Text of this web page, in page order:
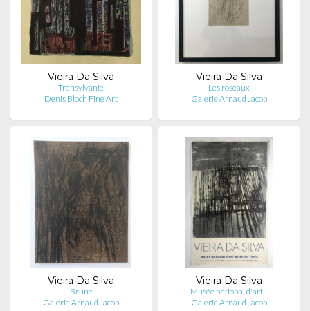
Vieira Da Silva
Transylvanie
Denis Bloch Fine Art
Vieira Da Silva
Les roseaux
Galerie Arnaud Jacob
Vieira Da Silva
Brune
Galerie Arnaud Jacob
Vieira Da Silva
Musée national d'art…
Galerie Arnaud Jacob